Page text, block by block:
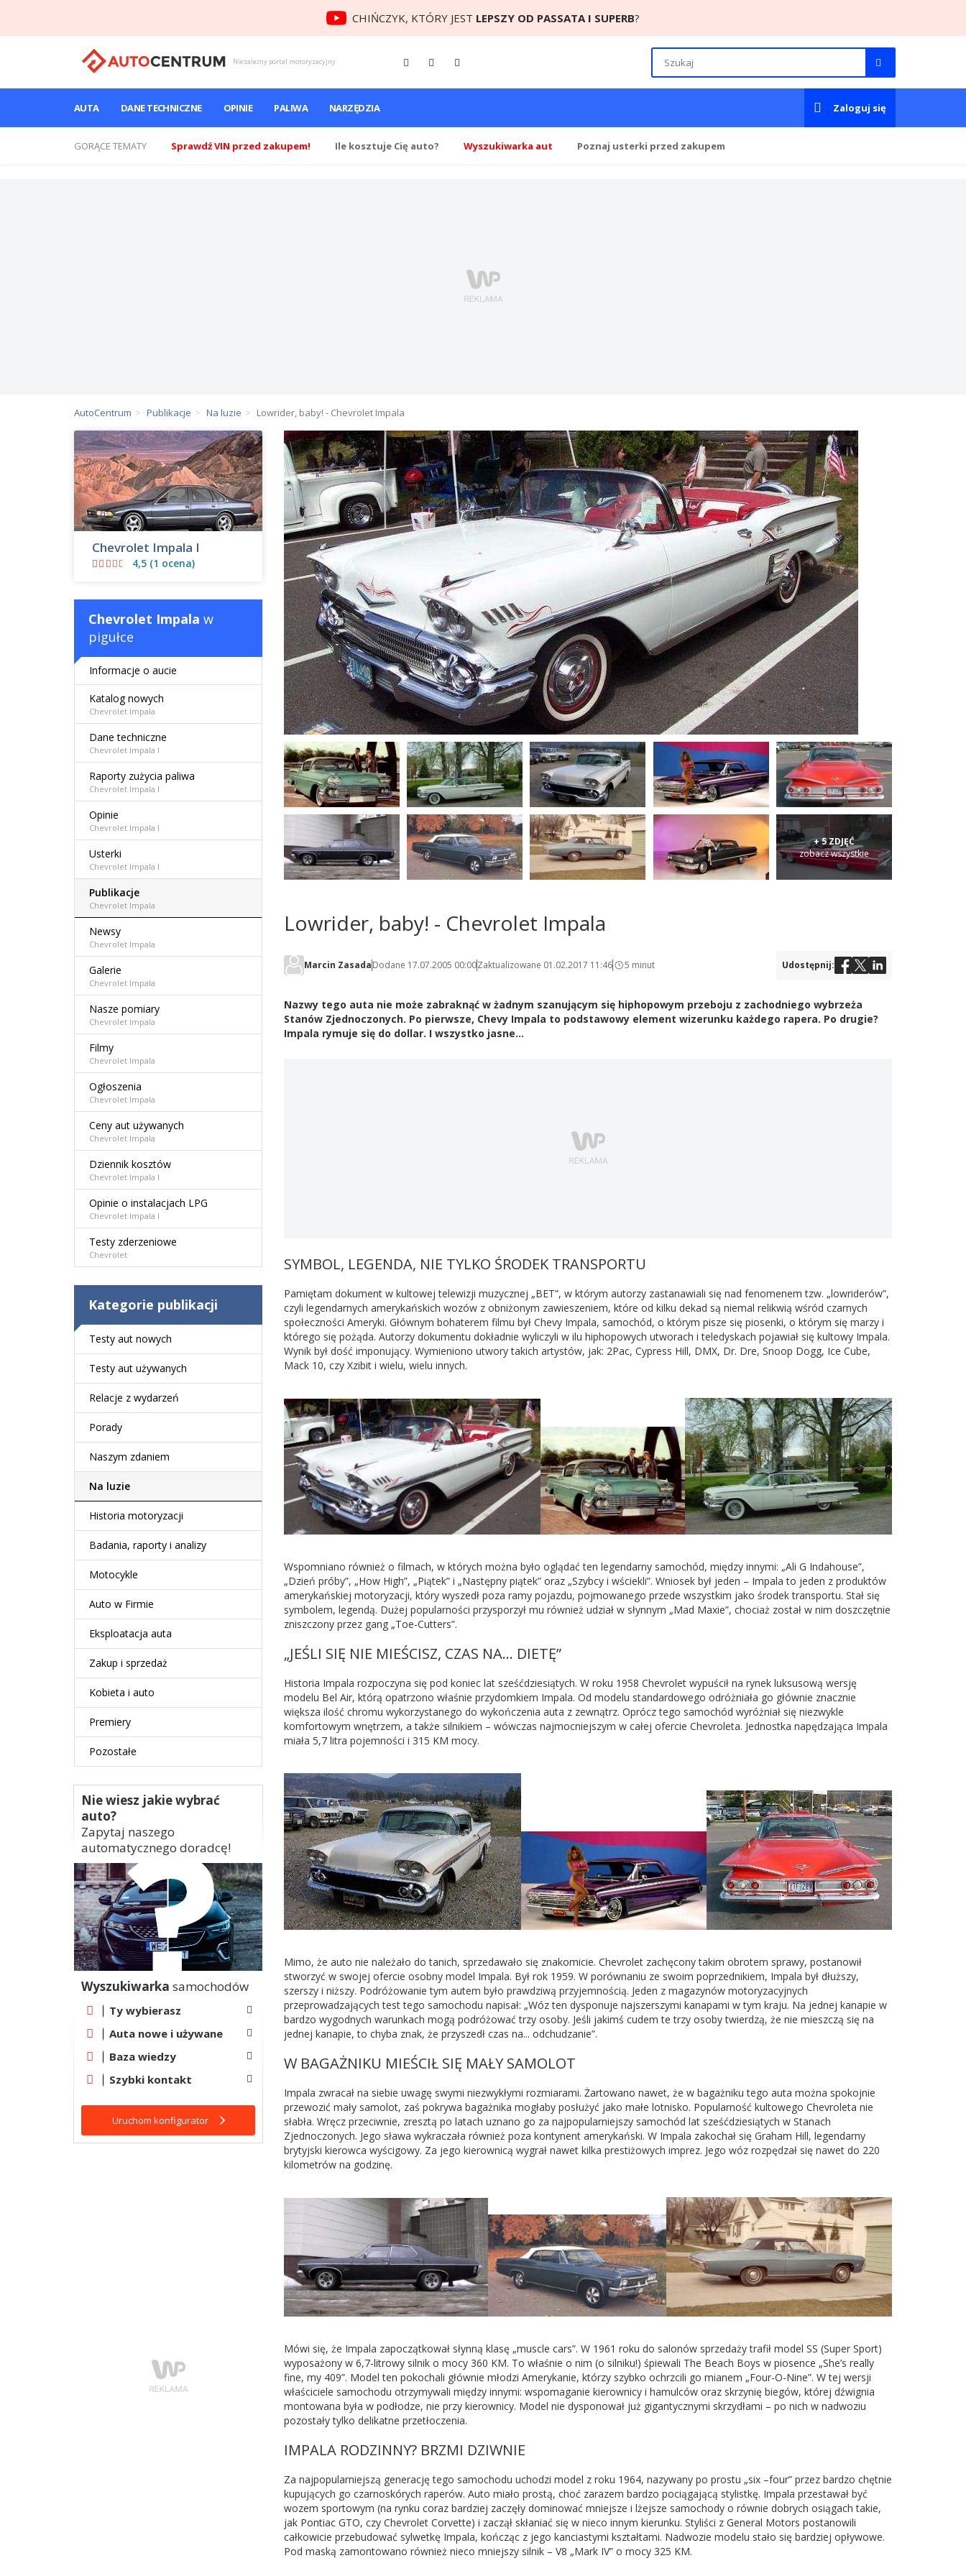
CHIŃCZYK, KTÓRY JEST LEPSZY OD PASSATA I SUPERB?
Niezależny portal motoryzacyjny
AUTA DANE TECHNICZNE OPINIE PALIWA NARZĘDZIA Zaloguj się
GORĄCE TEMATY Sprawdź VIN przed zakupem! Ile kosztuje Cię auto? Wyszukiwarka aut Poznaj usterki przed zakupem
AutoCentrum Publikacje Na luzie Lowrider, baby! - Chevrolet Impala
+ 5 ZDJĘĆ
zobacz wszystkie
Lowrider, baby! - Chevrolet Impala
Marcin ZasadaDodane 17.07.2005 00:00Zaktualizowane 01.02.2017 11:46 5 minut Udostępnij:
Nazwy tego auta nie może zabraknąć w żadnym szanującym się hiphopowym przeboju z zachodniego wybrzeża
Stanów Zjednoczonych. Po pierwsze, Chevy Impala to podstawowy element wizerunku każdego rapera. Po drugie?
Impala rymuje się do dollar. I wszystko jasne...
SYMBOL, LEGENDA, NIE TYLKO ŚRODEK TRANSPORTU
Pamiętam dokument w kultowej telewizji muzycznej „BET”, w którym autorzy zastanawiali się nad fenomenem tzw. „lowriderów”,
czyli legendarnych amerykańskich wozów z obniżonym zawieszeniem, które od kilku dekad są niemal relikwią wśród czarnych
społeczności Ameryki. Głównym bohaterem filmu był Chevy Impala, samochód, o którym pisze się piosenki, o którym się marzy i
którego się pożąda. Autorzy dokumentu dokładnie wyliczyli w ilu hiphopowych utworach i teledyskach pojawiał się kultowy Impala.
Wynik był dość imponujący. Wymieniono utwory takich artystów, jak: 2Pac, Cypress Hill, DMX, Dr. Dre, Snoop Dogg, Ice Cube,
Mack 10, czy Xzibit i wielu, wielu innych.
Wspomniano również o filmach, w których można było oglądać ten legendarny samochód, między innymi: „Ali G Indahouse”,
„Dzień próby”, „How High”, „Piątek” i „Następny piątek” oraz „Szybcy i wściekli”. Wniosek był jeden – Impala to jeden z produktów
amerykańskiej motoryzacji, który wyszedł poza ramy pojazdu, pojmowanego przede wszystkim jako środek transportu. Stał się
symbolem, legendą. Dużej popularności przysporzył mu również udział w słynnym „Mad Maxie”, chociaż został w nim doszczętnie
zniszczony przez gang „Toe-Cutters”.
„JEŚLI SIĘ NIE MIEŚCISZ, CZAS NA... DIETĘ”
Historia Impala rozpoczyna się pod koniec lat sześćdziesiątych. W roku 1958 Chevrolet wypuścił na rynek luksusową wersję
modelu Bel Air, którą opatrzono właśnie przydomkiem Impala. Od modelu standardowego odróżniała go głównie znacznie
większa ilość chromu wykorzystanego do wykończenia auta z zewnątrz. Oprócz tego samochód wyróżniał się niezwykle
komfortowym wnętrzem, a także silnikiem – wówczas najmocniejszym w całej ofercie Chevroleta. Jednostka napędzająca Impala
miała 5,7 litra pojemności i 315 KM mocy.
Mimo, że auto nie należało do tanich, sprzedawało się znakomicie. Chevrolet zachęcony takim obrotem sprawy, postanowił
stworzyć w swojej ofercie osobny model Impala. Był rok 1959. W porównaniu ze swoim poprzednikiem, Impala był dłuższy,
szerszy i niższy. Podróżowanie tym autem było prawdziwą przyjemnością. Jeden z magazynów motoryzacyjnych
przeprowadzających test tego samochodu napisał: „Wóz ten dysponuje najszerszymi kanapami w tym kraju. Na jednej kanapie w
bardzo wygodnych warunkach mogą podróżować trzy osoby. Jeśli jakimś cudem te trzy osoby twierdzą, że nie mieszczą się na
jednej kanapie, to chyba znak, że przyszedł czas na... odchudzanie”.
W BAGAŻNIKU MIEŚCIŁ SIĘ MAŁY SAMOLOT
Impala zwracał na siebie uwagę swymi niezwykłymi rozmiarami. Żartowano nawet, że w bagażniku tego auta można spokojnie
przewozić mały samolot, zaś pokrywa bagażnika mogłaby posłużyć jako małe lotnisko. Popularność kultowego Chevroleta nie
słabła. Wręcz przeciwnie, zresztą po latach uznano go za najpopularniejszy samochód lat sześćdziesiątych w Stanach
Zjednoczonych. Jego sława wykraczała również poza kontynent amerykański. W Impala zakochał się Graham Hill, legendarny
brytyjski kierowca wyścigowy. Za jego kierownicą wygrał nawet kilka prestiżowych imprez. Jego wóz rozpędzał się nawet do 220
kilometrów na godzinę.
Mówi się, że Impala zapoczątkował słynną klasę „muscle cars”. W 1961 roku do salonów sprzedaży trafił model SS (Super Sport)
wyposażony w 6,7-litrowy silnik o mocy 360 KM. To właśnie o nim (o silniku!) śpiewali The Beach Boys w piosence „She’s really
fine, my 409”. Model ten pokochali głównie młodzi Amerykanie, którzy szybko ochrzcili go mianem „Four-O-Nine”. W tej wersji
właściciele samochodu otrzymywali między innymi: wspomaganie kierownicy i hamulców oraz skrzynię biegów, której dźwignia
montowana była w podłodze, nie przy kierownicy. Model nie dysponował już gigantycznymi skrzydłami – po nich w nadwoziu
pozostały tylko delikatne przetłoczenia.
IMPALA RODZINNY? BRZMI DZIWNIE
Za najpopularniejszą generację tego samochodu uchodzi model z roku 1964, nazywany po prostu „six –four” przez bardzo chętnie
kupujących go czarnoskórych raperów. Auto miało prostą, choć zarazem bardzo pociągającą stylistkę. Impala przestawał być
wozem sportowym (na rynku coraz bardziej zaczęły dominować mniejsze i lżejsze samochody o równie dobrych osiągach takie,
jak Pontiac GTO, czy Chevrolet Corvette) i zaczął skłaniać się w nieco innym kierunku. Styliści z General Motors postanowili
całkowicie przebudować sylwetkę Impala, kończąc z jego kanciastymi kształtami. Nadwozie modelu stało się bardziej opływowe.
Pod maską zamontowano również nieco mniejszy silnik – V8 „Mark IV” o mocy 325 KM.
Chevrolet Impala I
4,5 (1 ocena)
Chevrolet Impala w
pigułce
Informacje o aucie
Katalog nowych
Chevrolet Impala
Dane techniczne
Chevrolet Impala I
Raporty zużycia paliwa
Chevrolet Impala I
Opinie
Chevrolet Impala I
Usterki
Chevrolet Impala I
Publikacje
Chevrolet Impala
Newsy
Chevrolet Impala
Galerie
Chevrolet Impala
Nasze pomiary
Chevrolet Impala
Filmy
Chevrolet Impala
Ogłoszenia
Chevrolet Impala
Ceny aut używanych
Chevrolet Impala
Dziennik kosztów
Chevrolet Impala I
Opinie o instalacjach LPG
Chevrolet Impala I
Testy zderzeniowe
Chevrolet
Kategorie publikacji
Testy aut nowych
Testy aut używanych
Relacje z wydarzeń
Porady
Naszym zdaniem
Na luzie
Historia motoryzacji
Badania, raporty i analizy
Motocykle
Auto w Firmie
Eksploatacja auta
Zakup i sprzedaż
Kobieta i auto
Premiery
Pozostałe
Nie wiesz jakie wybrać
auto?
Zapytaj naszego
automatycznego doradcę!
Wyszukiwarka samochodów
Ty wybierasz
Auta nowe i używane
Baza wiedzy
Szybki kontakt
Uruchom konfigurator